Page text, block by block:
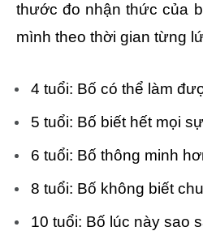
thước đo nhận thức của
mình theo thời gian từng
4 tuổi: Bố có thể làm
5 tuổi: Bố biết hết mọi
6 tuổi: Bố thông minh
8 tuổi: Bố không biết
10 tuổi: Bố lúc này sao